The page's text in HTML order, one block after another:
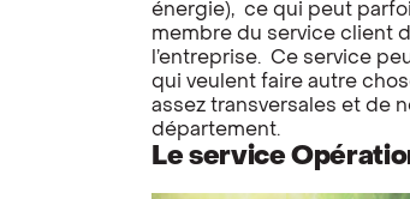
énergie), ce qui peut
membre du service client
l’entreprise. Ce service
qui veulent faire autre
assez transversales et de
département.
Le service